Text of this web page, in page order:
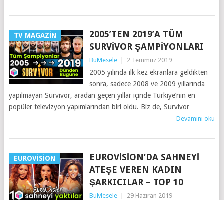
TV MAGAZIN
2005’TEN 2019’A TÜM
SURVIVOR ŞAMPIYONLARI
BuMesele 2 Temmuz 2019
2005 yılında ilk kez ekranlara geldikten
sonra, sadece 2008 ve 2009 yıllarında
yapılmayan Survivor, aradan geçen yıllar içinde Türkiye’nin en
popüler televizyon yapımlarından biri oldu. Biz de, Survivor
Devamını oku
EUROVISION
EUROVISION’DA SAHNEYI
ATEŞE VEREN KADIN
ŞARKICILAR – TOP 10
BuMesele 29 Haziran 2019